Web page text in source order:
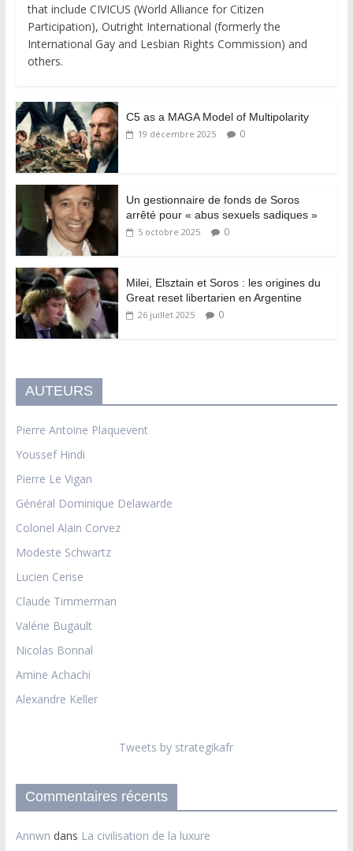
that include CIVICUS (World Alliance for Citizen
Participation), Outright International (formerly the
International Gay and Lesbian Rights Commission) and
others.
C5 as a MAGA Model of Multipolarity
19 décembre 2025 0
Un gestionnaire de fonds de Soros
arrêté pour « abus sexuels sadiques »
5 octobre 2025 0
Milei, Elsztain et Soros : les origines du
Great reset libertarien en Argentine
26 juillet 2025 0
AUTEURS
Pierre Antoine Plaquevent
Youssef Hindi
Pierre Le Vigan
Général Dominique Delawarde
Colonel Alain Corvez
Modeste Schwartz
Lucien Cerise
Claude Timmerman
Valérie Bugault
Nicolas Bonnal
Amine Achachi
Alexandre Keller
Tweets by strategikafr
Commentaires récents
Annwn dans La civilisation de la luxure